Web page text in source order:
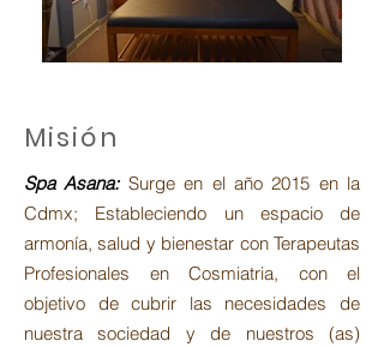
Misión
Spa Asana:Surge en el año 2015 en la
Cdmx; Estableciendo un espacio de
armonía, salud y bienestar con Terapeutas
Profesionales en Cosmiatria, con el
objetivo de cubrir las necesidades de
nuestra sociedad y de nuestros (as)